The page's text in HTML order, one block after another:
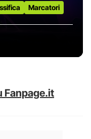
Marcatori
Fanpage.it